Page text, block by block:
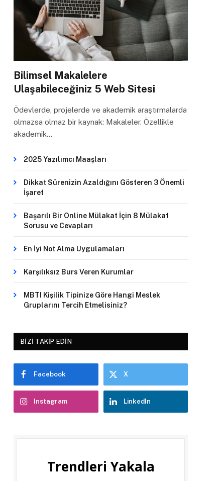
Bilimsel Makalelere
Ulaşabileceğiniz 5 Web Sitesi
Ödevlerde, projelerde ve akademik araştırmalarda
olmazsa olmaz bir kaynak: Makaleler. Özellikle
akademik…
2025 Yazılımcı Maaşları
Dikkat Sürenizin Azaldığını Gösteren 3 Önemli
İşaret
Başarılı Bir Online Mülakat İçin 8 Mülakat
Sorusu ve Cevapları
En İyi Not Alma Uygulamaları
Karşılıksız Burs Veren Kurumlar
MBTI Kişilik Tipinize Göre Hangi Meslek
Gruplarını Tercih Etmelisiniz?
BIZI TAKIP EDIN
Facebook X
Instagram LinkedIn
Trendleri Yakala